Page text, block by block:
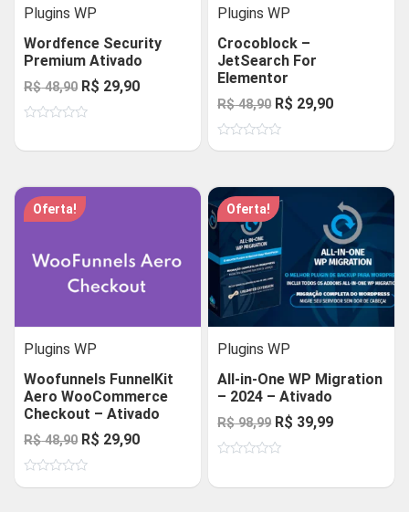
Plugins WP
Wordfence Security
Premium Ativado
R$48,90 O
preço
R$ 48,90.
R$ 29,90O
R$ 29,90.
de
Plugins WP
Crocoblock –
JetSearch For
Elementor
R$48,90 O
preço
original
R$ 48,90.
R$ 29,90O
atual
R$ 29,90.
Oferta!
Plugins WP
Woofunnels FunnelKit
Aero WooCommerce
Checkout – Ativado
R$48,90 O
preço
original
R$ 29,90O
atual
Oferta!
Plugins WP
All-in-One WP Migration
– 2024 – Ativado
R$98,99 O
preço
R$ 39,99O
de